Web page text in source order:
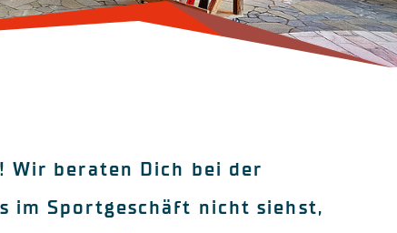
Wir beraten Dich bei der
im Sportgeschäft nicht siehst,